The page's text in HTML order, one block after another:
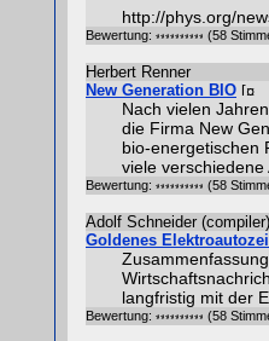
http://phys.org/
Bewertung: (58
Herbert Renner
New Generation BIO
Nach vielen
die Firma New
bio-energetischen
viele
Bewertung: (58
Adolf Schneider
Goldenes
langfristig mit der
Bewertung: (58